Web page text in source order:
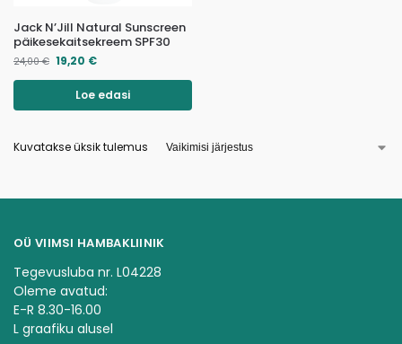
Jack N’Jill Natural Sunscreen
päikesekaitsekreem SPF30
24,00€ 19,20 €
Loe edasi
Kuvatakse üksik tulemus
OÜ VIIMSI HAMBAKLIINIK
Tegevusluba nr. L04228
Oleme avatud:
E-R 8.30-16.00
L graafiku alusel